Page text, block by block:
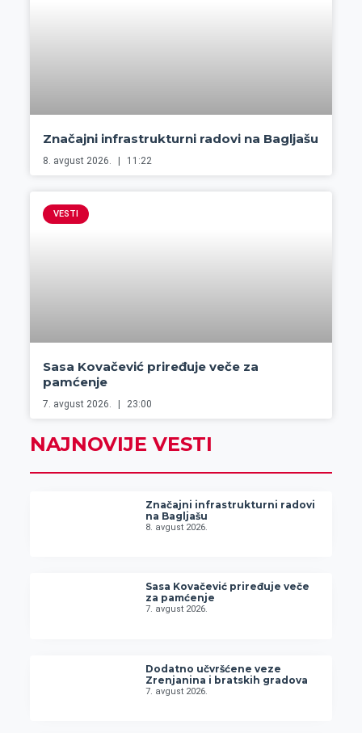
Značajni infrastrukturni radovi na Bagljašu
8. avgust 2026. 11:22
VESTI
Sasa Kovačević priređuje veče za
pamćenje
7. avgust 2026. 23:00
NAJNOVIJE VESTI
Značajni infrastrukturni radovi
na Bagljašu
8. avgust 2026.
Sasa Kovačević priređuje veče
za pamćenje
7. avgust 2026.
Dodatno učvršćene veze
Zrenjanina i bratskih gradova
7. avgust 2026.